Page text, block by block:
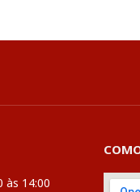
às 14:00